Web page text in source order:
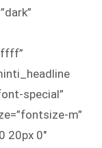
special”
m”
20px 0″